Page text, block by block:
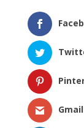
Gmail